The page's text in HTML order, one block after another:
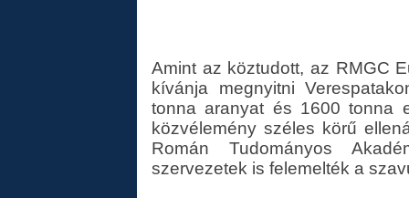
Amint az köztudott, az RMGC
kívánja megnyitni
tonna aranyat és 1600 tonna
közvélemény széles körű
Román Tudományos
szervezetek is felemelték a